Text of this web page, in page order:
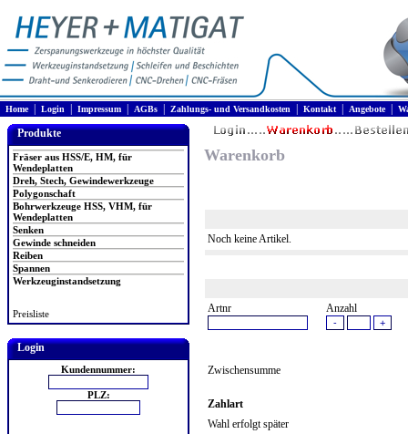
Home| Login Impressum AGBs Zahlungs- und Versandkosten Kontakt| Angebote|
Produkte
Fräser aus HSS/E, HM, für
Wendeplatten
Dreh, Stech, Gewindewerkzeuge
Polygonschaft
Bohrwerkzeuge HSS, VHM, für
Wendeplatten
Senken
Gewinde schneiden
Reiben
Spannen
Werkzeuginstandsetzung
Preisliste
Login
Kundennummer:
PLZ:
Warenkorb
Noch keine Artikel.
Artnr Anzahl
Zwischensumme
Zahlart
Wahl erfolgt später